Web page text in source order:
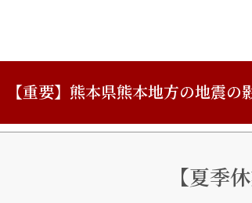
【重要】熊本県熊本地方の地震
【夏季